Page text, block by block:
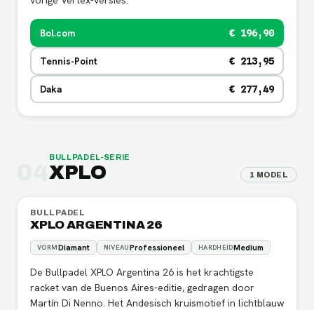
Bol.com € 196,90
Tennis-Point € 213,95
Daka € 277,49
BULLPADEL-SERIE
XPLO 1 MODEL
BULLPADEL
XPLO ARGENTINA 26
VORMDiamant NIVEAUProfessioneel HARDHEIDMedium
De Bullpadel XPLO Argentina 26 is het krachtigste
racket van de Buenos Aires-editie, gedragen door
Martín Di Nenno. Het Andesisch kruismotief in lichtblauw